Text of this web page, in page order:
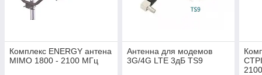
Комплекс ENERGY антена
MIMO 1800 - 2100 МГц
Антенна для модемов
3G/4G LTE 3дБ TS9